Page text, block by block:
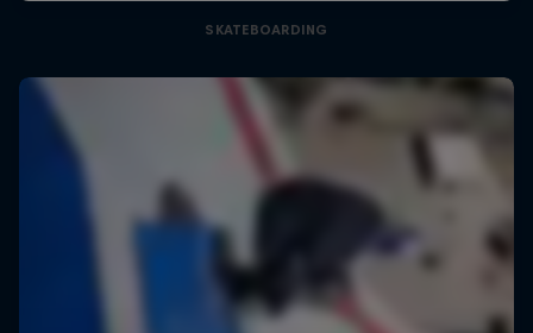
SKATEBOARDING